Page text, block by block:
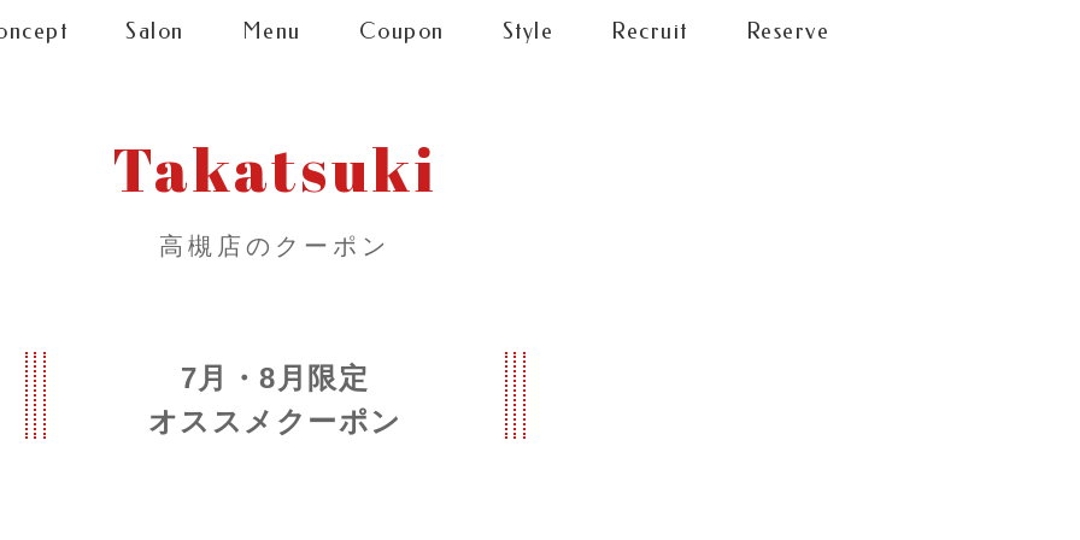
Salon Menu Coupon Style Recruit Reserve
Takatsuki
高槻店のクーポン
7月・8月限定
オススメクーポン